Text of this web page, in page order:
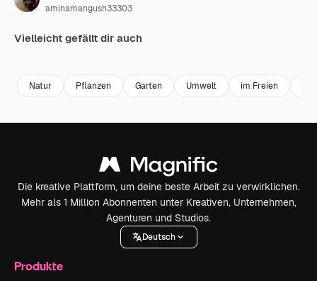
aminamangush33303
Vielleicht gefällt dir auch
Natur Pflanzen Garten Umwelt im Freien
Die kreative Plattform, um deine beste Arbeit zu verwirklichen.
Mehr als 1 Million Abonnenten unter Kreativen, Unternehmen,
Agenturen und Studios.
Deutsch
Produkte